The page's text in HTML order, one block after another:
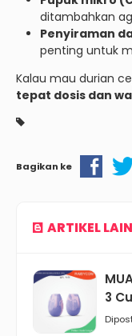
ditambahkan
Penyiraman
penting untuk
Kalau mau durian
tepat dosis dan
Bagikan ke
ARTIKEL
3